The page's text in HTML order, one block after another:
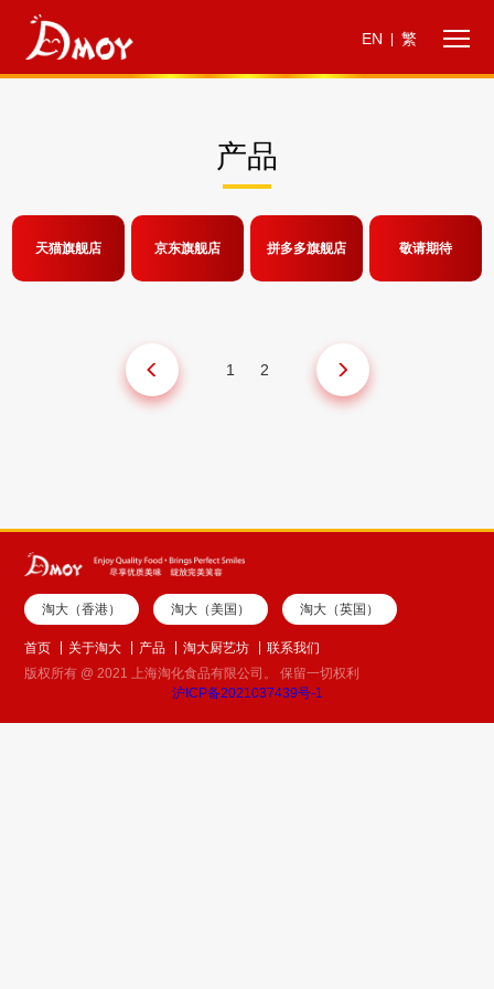
EN 繁
产品
天猫旗舰店 京东旗舰店 拼多多旗舰店 敬请期待
1 2
淘大（香港） 淘大（美国） 淘大（英国）
首页 关于淘大 产品 淘大厨艺坊
联系我们
版权所有 @ 2021 上海淘化食品有限公司。 保留一切权利
沪ICP备2021037439号-1